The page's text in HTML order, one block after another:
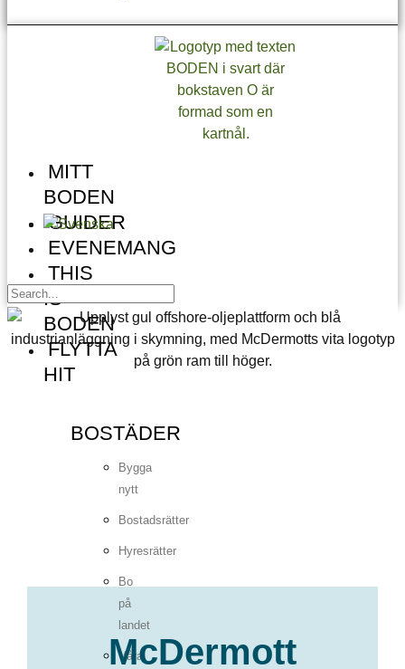
MITT
BODEN
GUIDER
EVENEMANG
THIS
IS
BODEN
FLYTTA
HIT
BOSTÄDER
Bygga
nytt
Bostadsrätter
Hyresrätter
Bo
på
landet
Våra
McDermott